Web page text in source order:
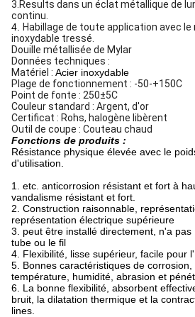
3.Results dans un éclat métallique de
continu.
4.
Habillage de toute application avec le
inoxydable tressé.
Douille métallisée de Mylar
Données techniques :
Matériel : Acier inoxydable
Plage de fonctionnement : -50-+150C
Point de fonte : 250±5C
Couleur standard : Argent, d'or
Certificat : Rohs, halogène libèrent
Outil de coupe : Couteau chaud
Fonctions de produits :
Résistance physique élevée avec le
d'utilisation.
1. etc. anticorrosion résistant et fort à
vandalisme résistant et fort.
2. Construction raisonnable,
représentation électrique supérieure
3. peut être installé directement, n'a
tube ou le fil
4. Flexibilité, lisse supérieur, facile pour
5. Bonnes caractéristiques de
température, humidité, abrasion et
6. La bonne flexibilité, absorbent
bruit, la dilatation thermique et la
lines.